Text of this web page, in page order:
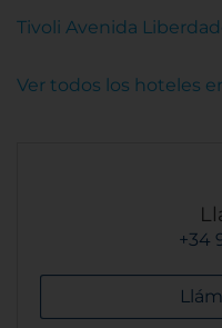
Tivoli Avenida
Ver todos los hoteles
+34